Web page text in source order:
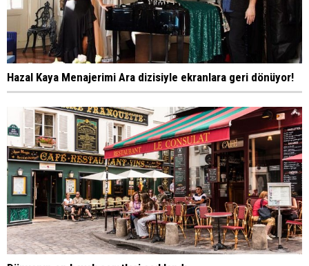
Hazal Kaya Menajerimi Ara dizisiyle ekranlara geri dönüyor!